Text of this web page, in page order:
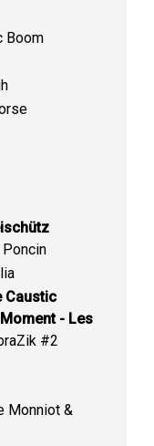
Boom
Caustic
- Les
#2
Monniot &